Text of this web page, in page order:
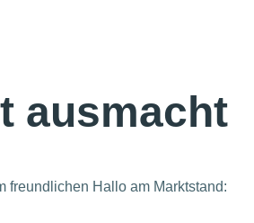
ausmacht
freundlichen Hallo am Marktstand: